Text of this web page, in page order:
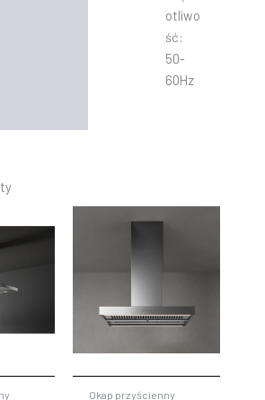
otliwo
ść:
50-
60Hz
Okap przyścienny